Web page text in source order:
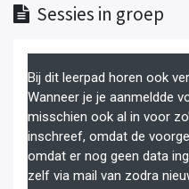
Sessies in groep
Bij dit leerpad horen ook
Wanneer je je aanmeldde
misschien ook al in voor
inschreef, omdat de
omdat er nog geen data
zelf via mail van zodra